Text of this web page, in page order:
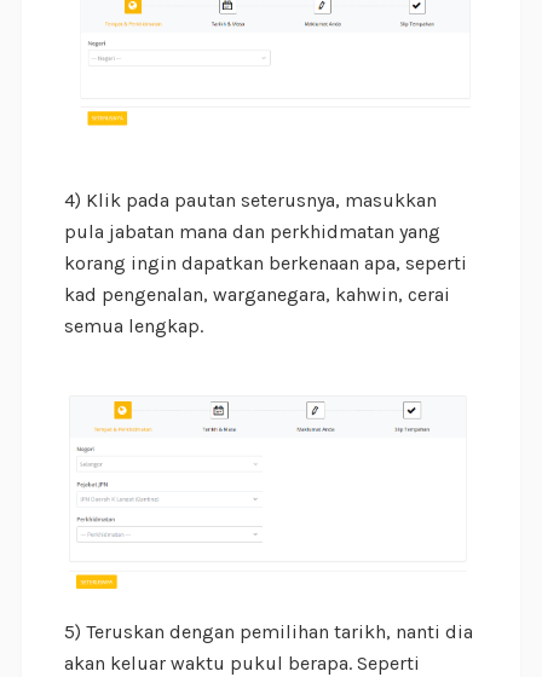
4) Klik pada pautan seterusnya, masukkan
pula jabatan mana dan perkhidmatan yang
korang ingin dapatkan berkenaan apa, seperti
kad pengenalan, warganegara, kahwin, cerai
semua lengkap.
5) Teruskan dengan pemilihan tarikh, nanti dia
akan keluar waktu pukul berapa. Seperti